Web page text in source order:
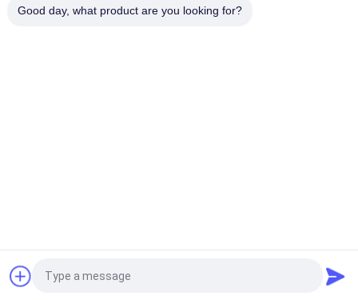
Demandez un devis
Good day, what product are you looking for?